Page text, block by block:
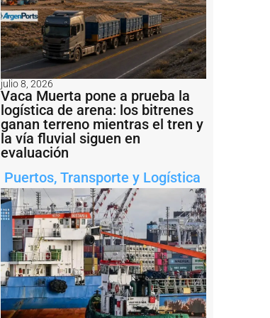
julio 8, 2026
Vaca Muerta pone a prueba la
logística de arena: los bitrenes
ganan terreno mientras el tren y
la vía fluvial siguen en
evaluación
Puertos, Transporte y Logística